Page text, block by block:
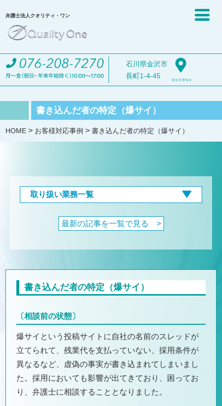
弁護士法人クオリティ・ワン
石川県金沢市
長町1-4-45
書き込んだ者の特定（爆サイ）
HOME > お客様対応事例 >書き込んだ者の特定（爆サイ）
取り扱い業務一覧
最新の記事を一覧で見る >
書き込んだ者の特定（爆サイ）
〔相談前の状態〕
爆サイという投稿サイトに自社の名前のスレッドが
立てられて、残業代を支払っていない、採用条件が
異なるなど、虚偽の事実が書き込まれてしまいまし
た。採用においても影響が出てきており、困ってお
り、弁護士に相談することとなりました。